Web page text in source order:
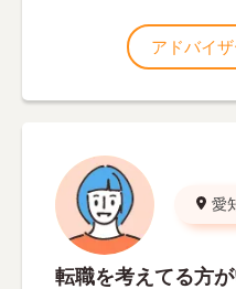
アドバイ
愛
転職を考えてる方